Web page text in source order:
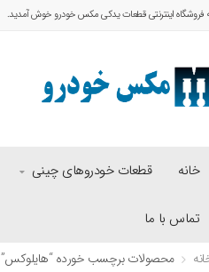
فروشگاه اینترنتی قطعات یدکی مکس خودرو خوش آمدید.
خانه قطعات خودروهای چینی
تماس با ما
محصولات برچسب خورده “هایلوکس”